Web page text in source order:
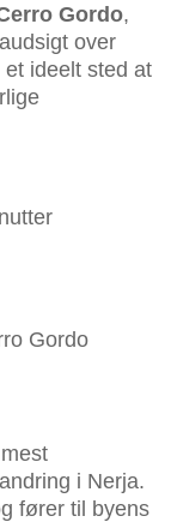
Gordo,
over
ideelt sted at
Gordo
i Nerja.
fører til byens